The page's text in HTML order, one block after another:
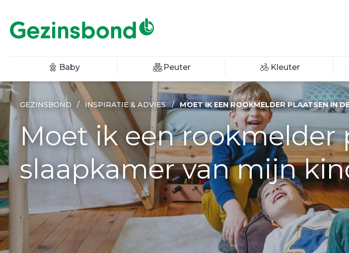
Baby Peuter Kleuter
GEZINSBOND / INSPIRATIE & ADVIES / MOET IK EEN ROOKMELDER PLAATSEN IN
Moet ik een rookmelder
slaapkamer van mijn